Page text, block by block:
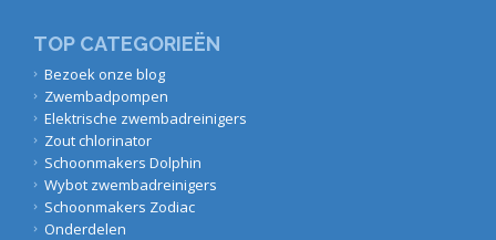
TOP CATEGORIEËN
Bezoek onze blog
Zwembadpompen
Elektrische zwembadreinigers
Zout chlorinator
Schoonmakers Dolphin
Wybot zwembadreinigers
Schoonmakers Zodiac
Onderdelen